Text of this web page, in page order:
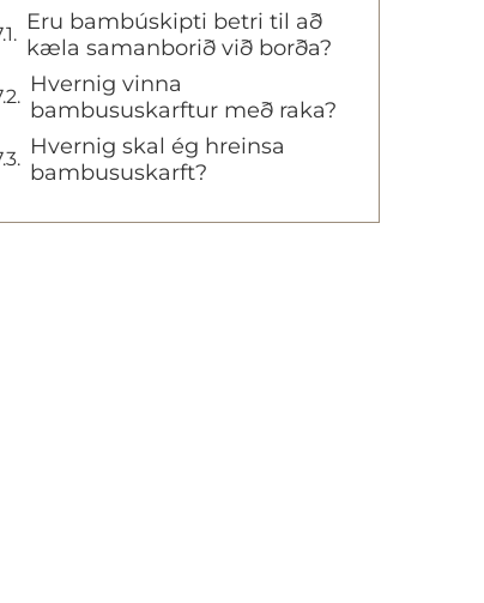
Eru bambúskipti betri til að
kæla samanborið við borða?
Hvernig vinna
bambususkarftur með raka?
Hvernig skal ég hreinsa
bambususkarft?